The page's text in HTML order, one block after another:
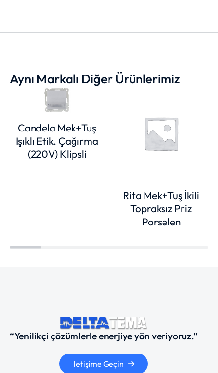
Aynı Markalı Diğer Ürünlerimiz
Candela Mek+Tuş
Işıklı Etik. Çağırma
(220V) Klipsli
Rita Mek+Tuş İkili
Topraksız Priz
Porselen
“Yenilikçi çözümlerle enerjiye yön veriyoruz.”
İletişime Geçin